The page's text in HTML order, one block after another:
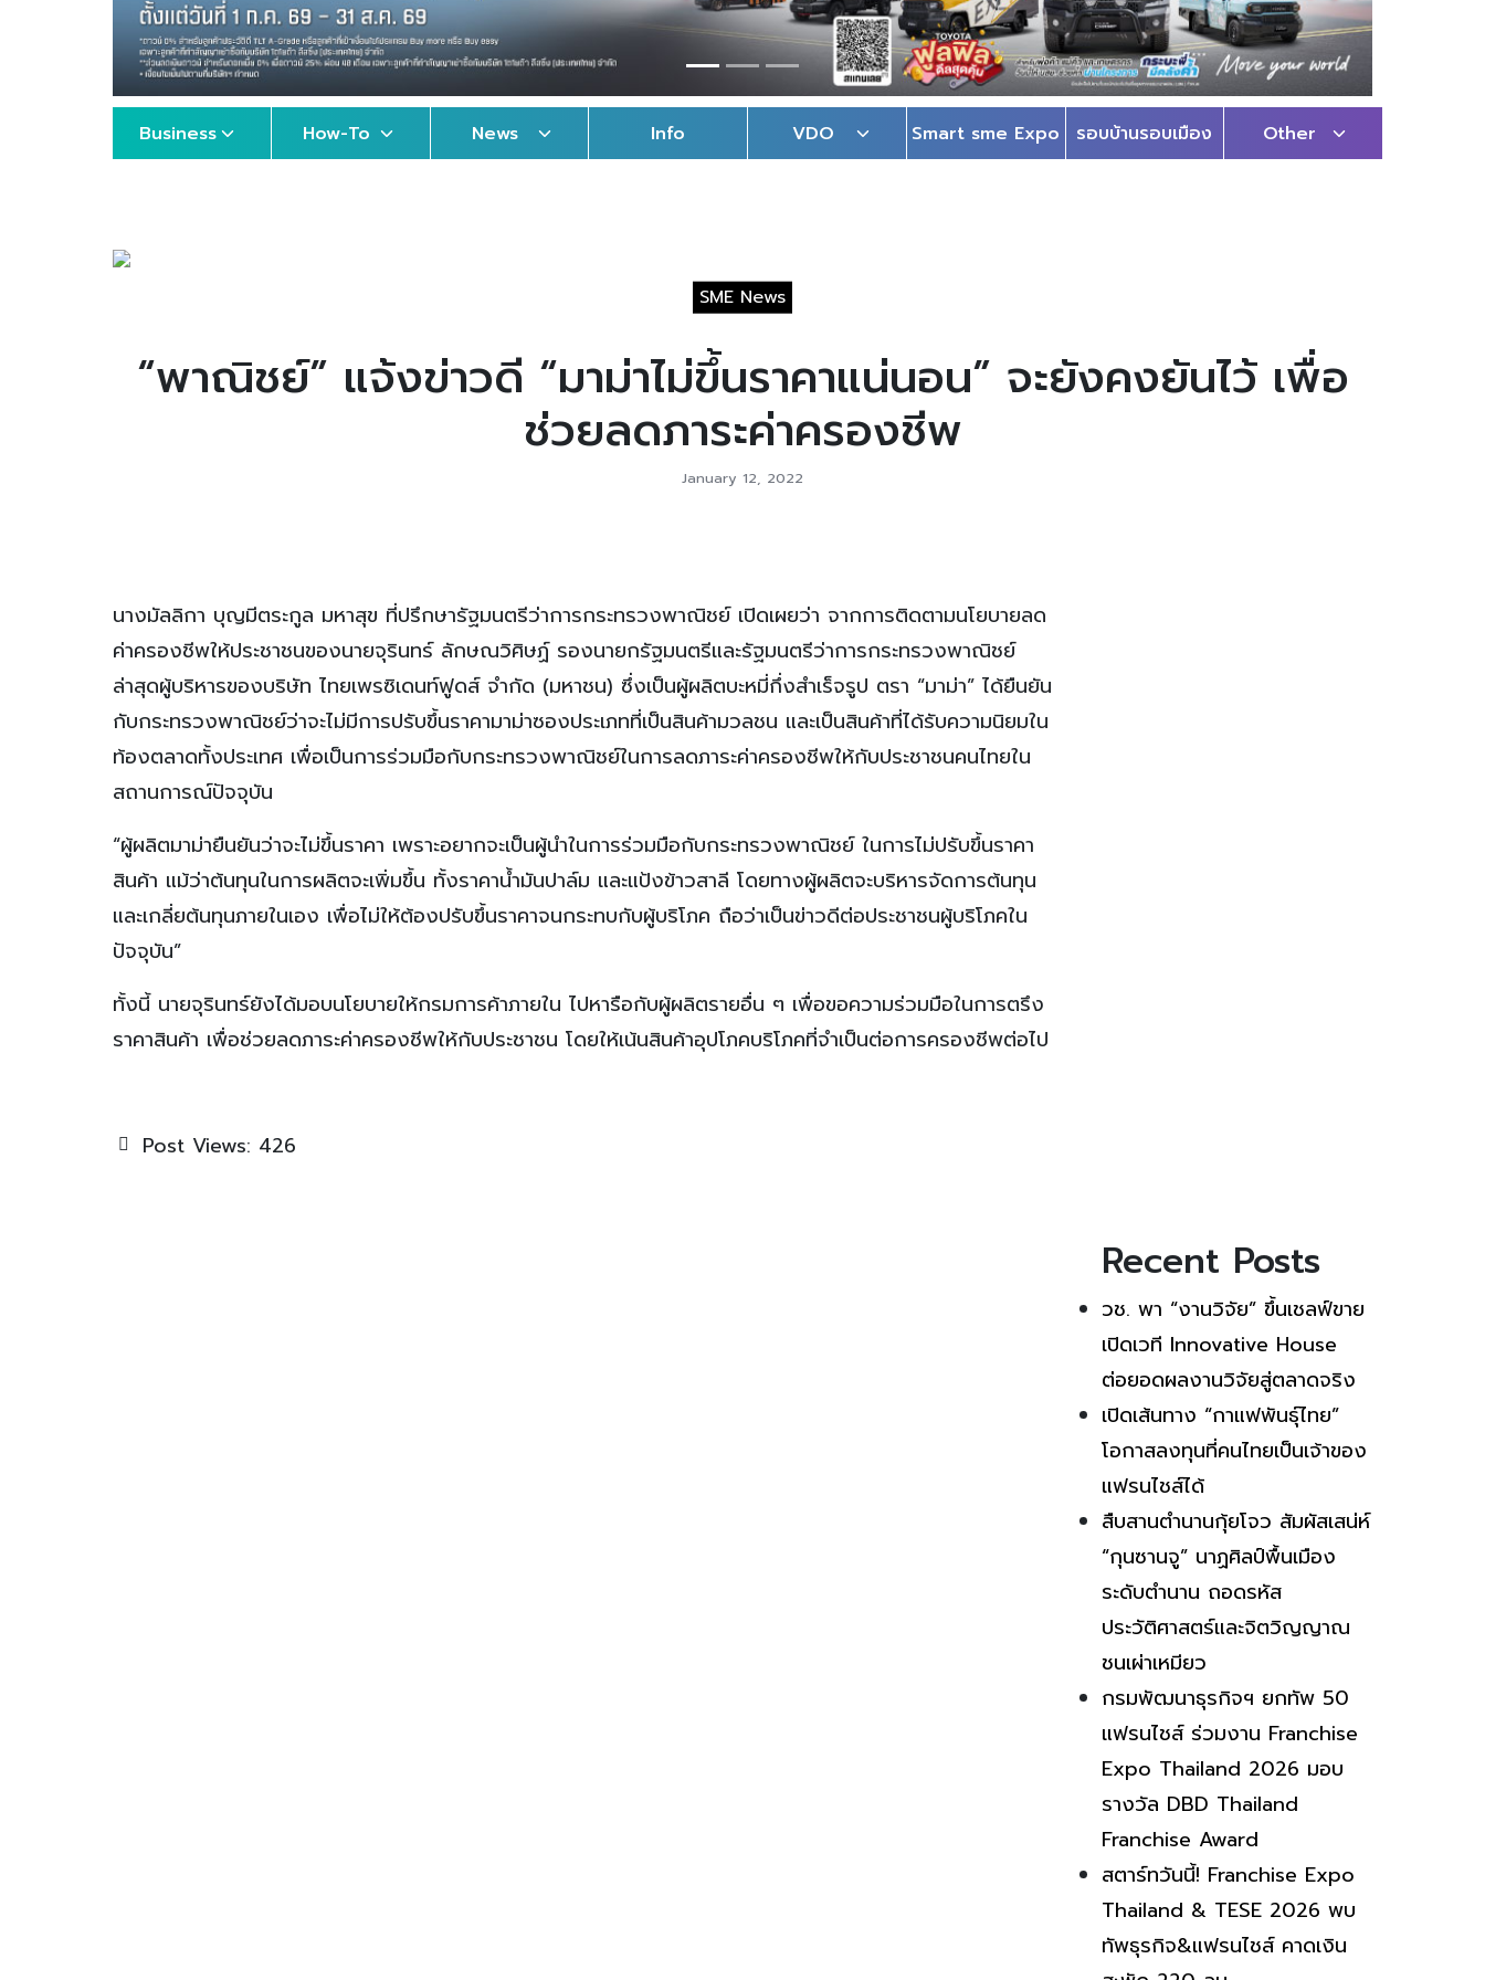
Business How-To News Info VDO Smart sme Expo รอบบ้านรอบเมือง Other
SME News
“พาณิชย์” แจ้งข่าวดี “มาม่าไม่ขึ้นราคาแน่นอน” จะยังคงยันไว้ เพื่อ
ช่วยลดภาระค่าครองชีพ
January 12, 2022
นางมัลลิกา บุญมีตระกูล มหาสุข ที่ปรึกษารัฐมนตรีว่าการกระทรวงพาณิชย์ เปิดเผยว่า จากการติดตามนโยบายลด
ค่าครองชีพให้ประชาชนของนายจุรินทร์ ลักษณวิศิษฏ์ รองนายกรัฐมนตรีและรัฐมนตรีว่าการกระทรวงพาณิชย์
ล่าสุดผู้บริหารของบริษัท ไทยเพรซิเดนท์ฟูดส์ จำกัด (มหาชน) ซึ่งเป็นผู้ผลิตบะหมี่กึ่งสำเร็จรูป ตรา “มาม่า” ได้ยืนยัน
กับกระทรวงพาณิชย์ว่าจะไม่มีการปรับขึ้นราคามาม่าซองประเภทที่เป็นสินค้ามวลชน และเป็นสินค้าที่ได้รับความนิยมใน
ท้องตลาดทั้งประเทศ เพื่อเป็นการร่วมมือกับกระทรวงพาณิชย์ในการลดภาระค่าครองชีพให้กับประชาชนคนไทยใน
สถานการณ์ปัจจุบัน
“ผู้ผลิตมาม่ายืนยันว่าจะไม่ขึ้นราคา เพราะอยากจะเป็นผู้นำในการร่วมมือกับกระทรวงพาณิชย์ ในการไม่ปรับขึ้นราคา
สินค้า แม้ว่าต้นทุนในการผลิตจะเพิ่มขึ้น ทั้งราคาน้ำมันปาล์ม และแป้งข้าวสาลี โดยทางผู้ผลิตจะบริหารจัดการต้นทุน
และเกลี่ยต้นทุนภายในเอง เพื่อไม่ให้ต้องปรับขึ้นราคาจนกระทบกับผู้บริโภค ถือว่าเป็นข่าวดีต่อประชาชนผู้บริโภคใน
ปัจจุบัน”
ทั้งนี้ นายจุรินทร์ยังได้มอบนโยบายให้กรมการค้าภายใน ไปหารือกับผู้ผลิตรายอื่น ๆ เพื่อขอความร่วมมือในการตรึง
ราคาสินค้า เพื่อช่วยลดภาระค่าครองชีพให้กับประชาชน โดยให้เน้นสินค้าอุปโภคบริโภคที่จำเป็นต่อการครองชีพต่อไป
Post Views: 426
Recent Posts
วช. พา “งานวิจัย” ขึ้นเชลฟ์ขาย
เปิดเวที Innovative House
ต่อยอดผลงานวิจัยสู่ตลาดจริง
เปิดเส้นทาง “กาแฟพันธุ์ไทย”
โอกาสลงทุนที่คนไทยเป็นเจ้าของ
แฟรนไชส์ได้
สืบสานตำนานกุ้ยโจว สัมผัสเสน่ห์
“กุนซานจู” นาฏศิลป์พื้นเมือง
ระดับตำนาน ถอดรหัส
ประวัติศาสตร์และจิตวิญญาณ
ชนเผ่าเหมียว
กรมพัฒนาธุรกิจฯ ยกทัพ 50
แฟรนไชส์ ร่วมงาน Franchise
Expo Thailand 2026 มอบ
รางวัล DBD Thailand
Franchise Award
สตาร์ทวันนี้! Franchise Expo
Thailand & TESE 2026 พบ
ทัพธุรกิจ&แฟรนไชส์ คาดเงิน